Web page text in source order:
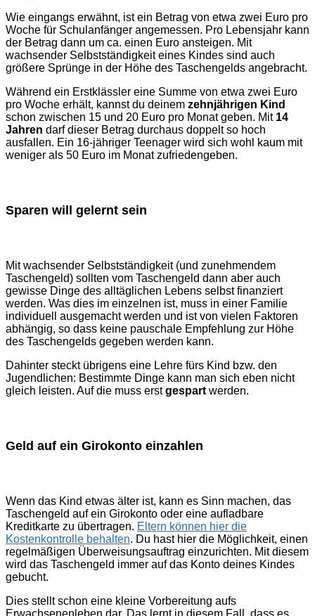
Wie eingangs erwähnt, ist ein Betrag von etwa zwei Euro pro
Woche für Schulanfänger angemessen. Pro Lebensjahr kann
der Betrag dann um ca. einen Euro ansteigen. Mit
wachsender Selbstständigkeit eines Kindes sind auch
größere Sprünge in der Höhe des Taschengelds angebracht.
Während ein Erstklässler eine Summe von etwa zwei Euro
pro Woche erhält, kannst du deinem zehnjährigen Kind
schon zwischen 15 und 20 Euro pro Monat geben. Mit 14
Jahren darf dieser Betrag durchaus doppelt so hoch
ausfallen. Ein 16-jähriger Teenager wird sich wohl kaum mit
weniger als 50 Euro im Monat zufriedengeben.
Sparen will gelernt sein
Mit wachsender Selbstständigkeit (und zunehmendem
Taschengeld) sollten vom Taschengeld dann aber auch
gewisse Dinge des alltäglichen Lebens selbst finanziert
werden. Was dies im einzelnen ist, muss in einer Familie
individuell ausgemacht werden und ist von vielen Faktoren
abhängig, so dass keine pauschale Empfehlung zur Höhe
des Taschengelds gegeben werden kann.
Dahinter steckt übrigens eine Lehre fürs Kind bzw. den
Jugendlichen: Bestimmte Dinge kann man sich eben nicht
gleich leisten. Auf die muss erstgespart werden.
Geld auf ein Girokonto einzahlen
Wenn das Kind etwas älter ist, kann es Sinn machen, das
Taschengeld auf ein Girokonto oder eine aufladbare
Kreditkarte zu übertragen. Eltern können hier die
Kostenkontrolle behalten. Du hast hier die Möglichkeit, einen
regelmäßigen Überweisungsauftrag einzurichten. Mit diesem
wird das Taschengeld immer auf das Konto deines Kindes
gebucht.
Dies stellt schon eine kleine Vorbereitung aufs
Erwachsenenleben dar. Das lernt in diesem Fall, dass es